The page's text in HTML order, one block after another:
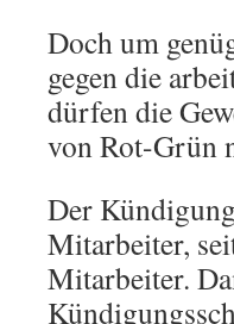
Doch um
gegen die
dürfen die
von Rot-Grün
Der
Mitarbeiter,
Mitarbeiter.